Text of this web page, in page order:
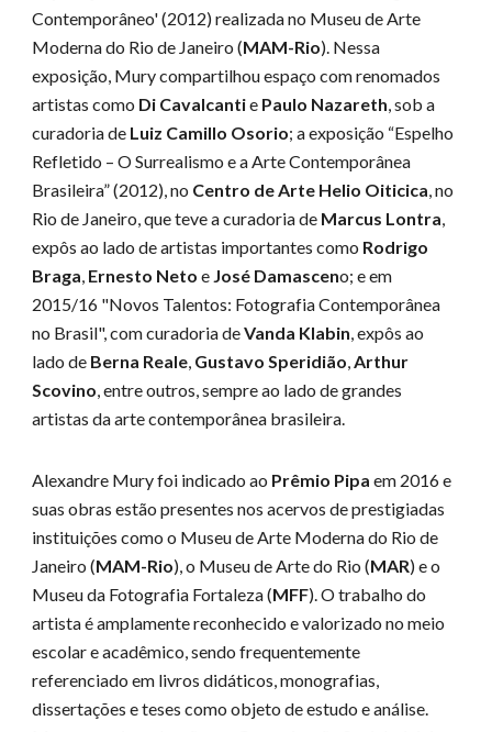
Contemporâneo' (2012) realizada no Museu de Arte
Moderna do Rio de Janeiro (MAM-Rio). Nessa
exposição, Mury compartilhou espaço com renomados
artistas como Di Cavalcantie Paulo Nazareth, sob a
curadoria de Luiz Camillo Osorio; a exposição “Espelho
Refletido – O Surrealismo e a Arte Contemporânea
Brasileira” (2012), no Centro de Arte Helio Oiticica, no
Rio de Janeiro, que teve a curadoria de Marcus Lontra,
expôs ao lado de artistas importantes como Rodrigo
Braga, Ernesto Neto e José Damasceno; e em
2015/16 "Novos Talentos: Fotografia Contemporânea
no Brasil", com curadoria deVanda Klabin, expôs ao
lado de Berna Reale, Gustavo Speridião,Arthur
Scovino, entre outros, sempre ao lado de grandes
artistas da arte contemporânea brasileira.
Alexandre Mury foi indicado ao Prêmio Pipa em 2016 e
suas obras estão presentes nos acervos de prestigiadas
instituições como o Museu de Arte Moderna do Rio de
Janeiro (MAM-Rio), o Museu de Arte do Rio (MAR) e o
Museu da Fotografia Fortaleza (MFF). O trabalho do
artista é amplamente reconhecido e valorizado no meio
escolar e acadêmico, sendo frequentemente
referenciado em livros didáticos, monografias,
dissertações e teses como objeto de estudo e análise.